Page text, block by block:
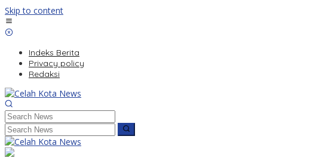
Skip to content
Indeks Berita
Privacy policy
Redaksi